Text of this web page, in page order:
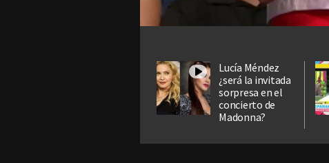
Lucía Méndez
¿será la invitada
sorpresa en el
concierto de
Madonna?